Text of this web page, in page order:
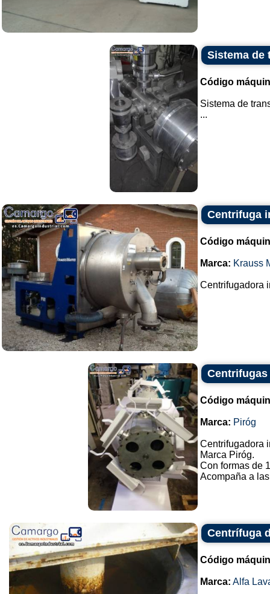
Sistema de
Código
Sistema de
...
Centrifuga
Código
Marca: Krauss
Centrifugadora
Código
Marca: Piróg
Centrifugadora
Marca Piróg.
Con formas de
Acompaña a
Centrífuga
Código
Marca: Alfa